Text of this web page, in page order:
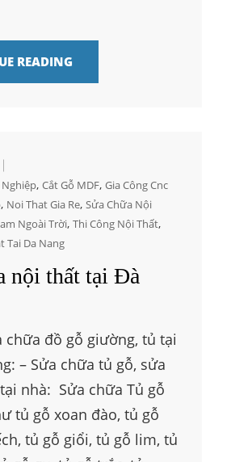
READING
Nghiệp, Cắt Gỗ MDF, Gia Công Cnc
, Noi That Gia Re, Sửa Chữa Nội
Ngoài Trời, Thi Công Nội Thất
Tai Da Nang
nội thất tại Đà
chữa đồ gỗ giường, tủ tại
– Sửa chữa tủ gỗ, sửa
nhà: Sửa chữa Tủ gỗ
tủ gỗ xoan đào, tủ gỗ
tủ gỗ giổi, tủ gỗ lim, tủ